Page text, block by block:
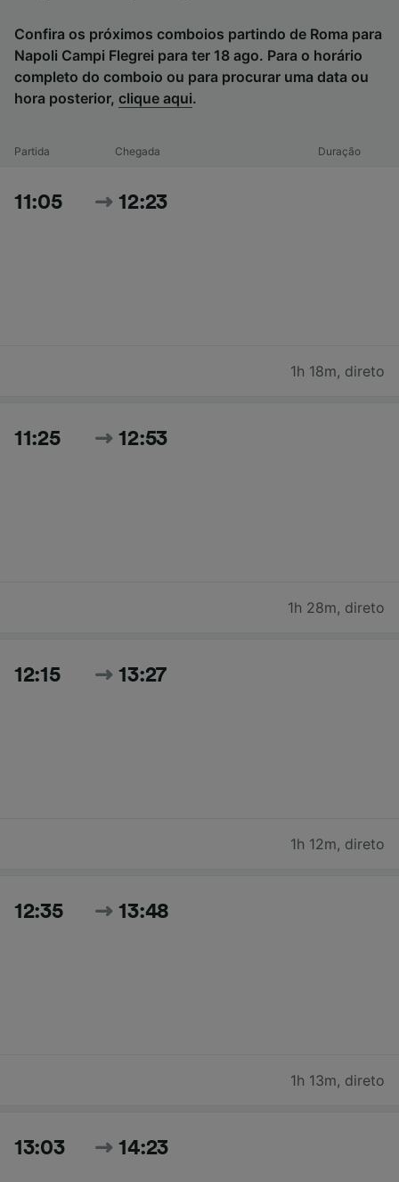
Confira os próximos comboios partindo de Roma para
Napoli Campi Flegrei para ter 18 ago. Para o horário
completo do comboio ou para procurar uma data ou
hora posterior, clique aqui.
Partida Chegada Duração
11:05 12:23
1h 18m, direto
11:25 12:53
1h 28m, direto
12:15 13:27
1h 12m, direto
12:35 13:48
1h 13m, direto
13:03 14:23